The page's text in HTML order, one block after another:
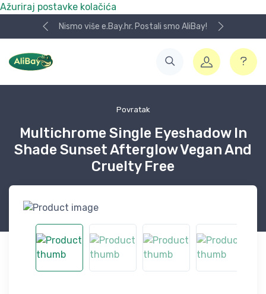
Ažuriraj postavke kolačića
Nismo više e.Bay.hr. Postali smo AliBay!
Povratak
Multichrome Single Eyeshadow In
Shade Sunset Afterglow Vegan And
Cruelty Free